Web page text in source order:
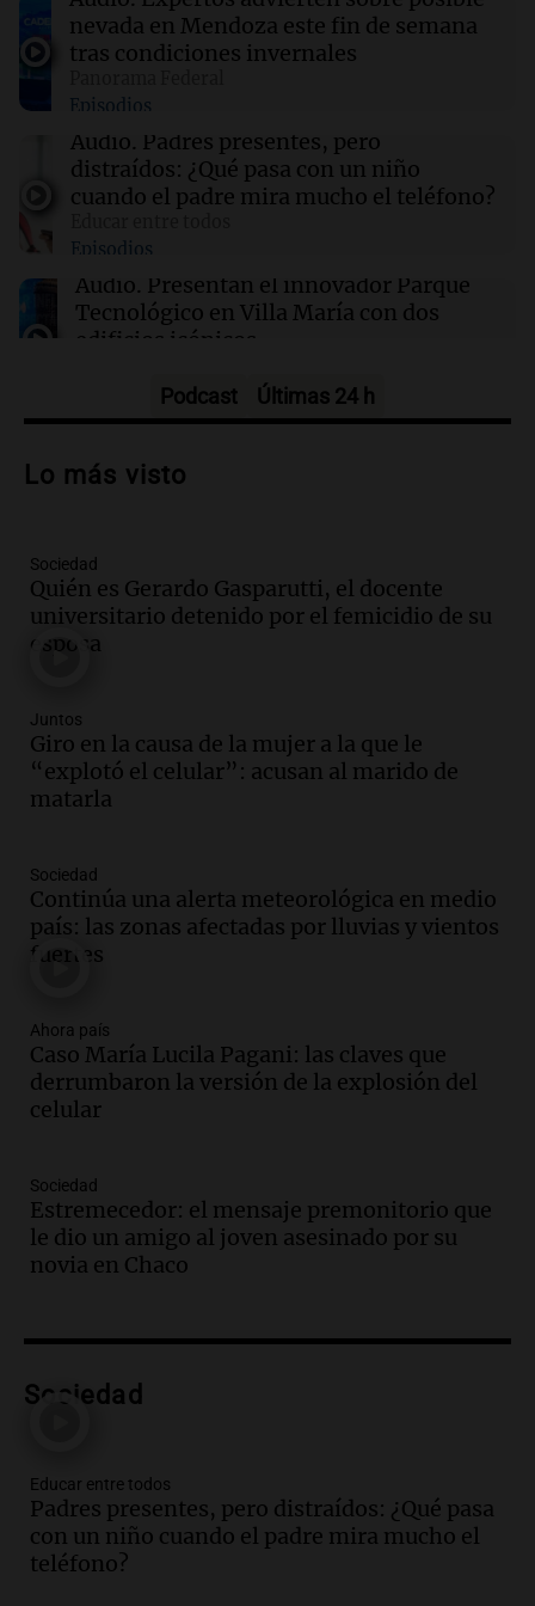
Básquet
Jugaban al básquet en una plaza de Córdoba y
apareció Facundo Campazzo: el increíble
16:23 Deportes
Los Pumas ya tienen el equipo listo para
enfrentar a Sudáfrica en Vélez este sábado
16:21 Mundo
El presidente del Parlamento iraní critica a
Trump por su 'diplomacia teatral' en redes
nevada en Mendoza este fin de semana
tras condiciones invernales
Episodios
Audio. Padres presentes, pero
distraídos: ¿Qué pasa con un niño
cuando el padre mira mucho el teléfono?
Episodios
Audio. Presentan el innovador Parque
Tecnológico en Villa María con dos
edificios icónicos
Audio.Polémica en el fútbol argentino:
controvertidos
Audio.
para modificar proyecto de propiedad
privada en el Senado Nacional
Panorama Federal
Audio.
contrato entre cooperativa argentina y
Huawei en Neuquén
Panorama Federal
la presencia de 70.000 bolivianos en la
provincia y su integración
Panorama Federal
Episodios
recordó su paso por Perú: "Nos decía
siempre: ''Difundan el milagro''"
Viva la Radio
Episodios
más femicidios del país, según informe
de Casa del Encuentro
Panorama Federal
Episodios
Procrear en la provincia
Episodios
y críticas entre senadores
Panorama Federal
Episodios
Audio.
Podcast Últimas 24 h
Lo más visto
Sociedad
Quién es Gerardo Gasparutti, el docente
universitario detenido por el femicidio de su
esposa
Juntos
Giro en la causa de la mujer a la que le
“explotó el celular”: acusan al marido de
matarla
Sociedad
Continúa una alerta meteorológica en medio
país: las zonas afectadas por lluvias y vientos
fuertes
Ahora país
Caso María Lucila Pagani: las claves que
derrumbaron la versión de la explosión del
celular
Sociedad
Estremecedor: el mensaje premonitorio que
le dio un amigo al joven asesinado por su
novia en Chaco
Sociedad
Educar entre todos
Padres presentes, pero distraídos: ¿Qué pasa
con un niño cuando el padre mira mucho el
teléfono?